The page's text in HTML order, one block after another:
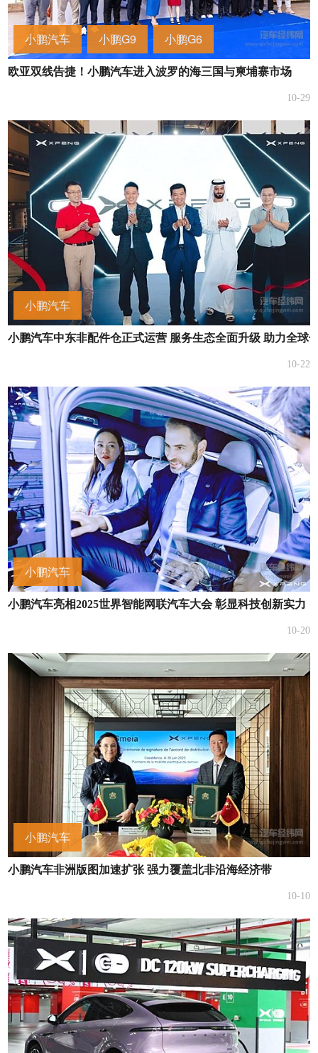
小鹏汽车 小鹏G9 小鹏G6
欧亚双线告捷！小鹏汽车进入波罗的海三国与柬埔寨市场
10-29
小鹏汽车
小鹏汽车中东非配件仓正式运营 服务生态全面升级 助力全球
10-22
小鹏汽车
小鹏汽车亮相2025世界智能网联汽车大会 彰显科技创新实力
10-20
小鹏汽车
小鹏汽车非洲版图加速扩张 强力覆盖北非沿海经济带
10-10